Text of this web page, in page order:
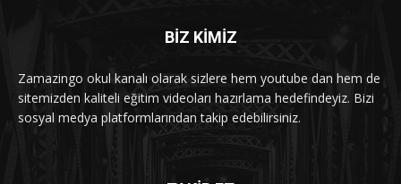
BİZ KİMİZ
Zamazingo okul kanalı olarak sizlere hem youtube dan hem de
sitemizden kaliteli eğitim videoları hazırlama hedefindeyiz. Bizi
sosyal medya platformlarından takip edebilirsiniz.